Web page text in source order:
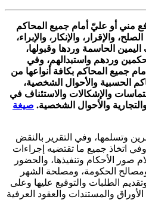
مني أو عليّ أمام جميع المحاكم
والإقرار، والإنكار، والإبراء،
الحاسمة وردها وقبولها،
وردهم واستبدالهم، وفي
جميع المحاكم بكافة أنواعها من
الحسبية والأحوال الشخصية،
والإشكالات والاستئناف في
والأحوال الشخصية. صيغة
وتسلمها، وفي التقرير بالنقض
اتخاذ جميع ما تقتضيه إجراءات
صور الأحكام وتنفيذها، والحضور
ومصالح الحكومة، ومصلحة الشهر
الطلبات والتوقيع عليها وعلى
والمستندات والعقود العرفية